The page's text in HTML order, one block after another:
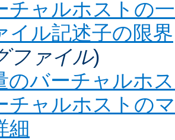
チャルホストの
イル記述子の限界
ファイル)
のバーチャルホ
チャルホストの
細